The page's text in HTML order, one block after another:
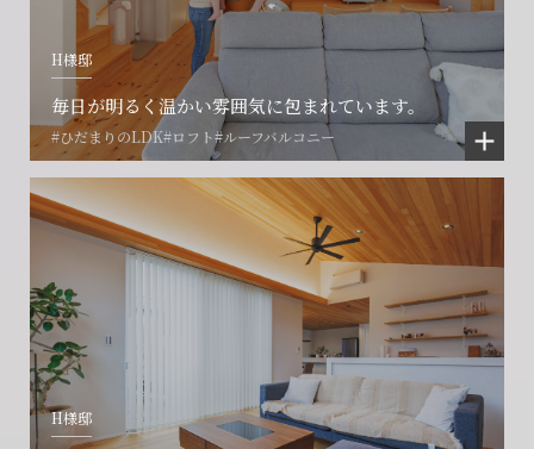
H様邸
毎日が明るく温かい雰囲気に包まれています。
#ひだまりのLDK#ロフト#ルーフバルコニー
H様邸
閉じる